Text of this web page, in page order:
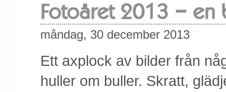
Fotoåret 2013 – en
måndag, 30 december 2013
Ett axplock av bilder från
huller om buller. Skratt,